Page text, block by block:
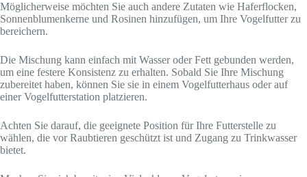
Möglicherweise möchten Sie auch andere Zutaten wie Haferflocken,
Sonnenblumenkerne und Rosinen hinzufügen, um Ihre Vogelfutter zu
bereichern.
Die Mischung kann einfach mit Wasser oder Fett gebunden werden,
um eine festere Konsistenz zu erhalten. Sobald Sie Ihre Mischung
zubereitet haben, können Sie sie in einem Vogelfutterhaus oder auf
einer Vogelfutterstation platzieren.
Achten Sie darauf, die geeignete Position für Ihre Futterstelle zu
wählen, die vor Raubtieren geschützt ist und Zugang zu Trinkwasser
bietet.